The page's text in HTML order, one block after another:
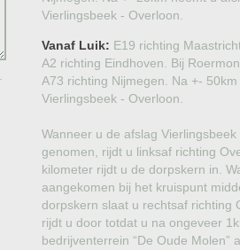
GLANSMISPEL
CIPRES
EUCALYPTUS
OLEANDER
Vierlingsbeek - Overloon.
Vanaf Luik: E19 richting
A2 richting Eindhoven. Bij
A73 richting Nijmegen. Na +-
Vierlingsbeek - Overloon.
Wanneer u de afslag
genomen, rijdt u linksaf richting
kilometer rijdt u de dorpskern in.
aangekomen bij het kruispunt
dorpskern slaat u rechtsaf richting
rijdt u door totdat u na ongeveer
bedrijventerrein “De Oude Molen”